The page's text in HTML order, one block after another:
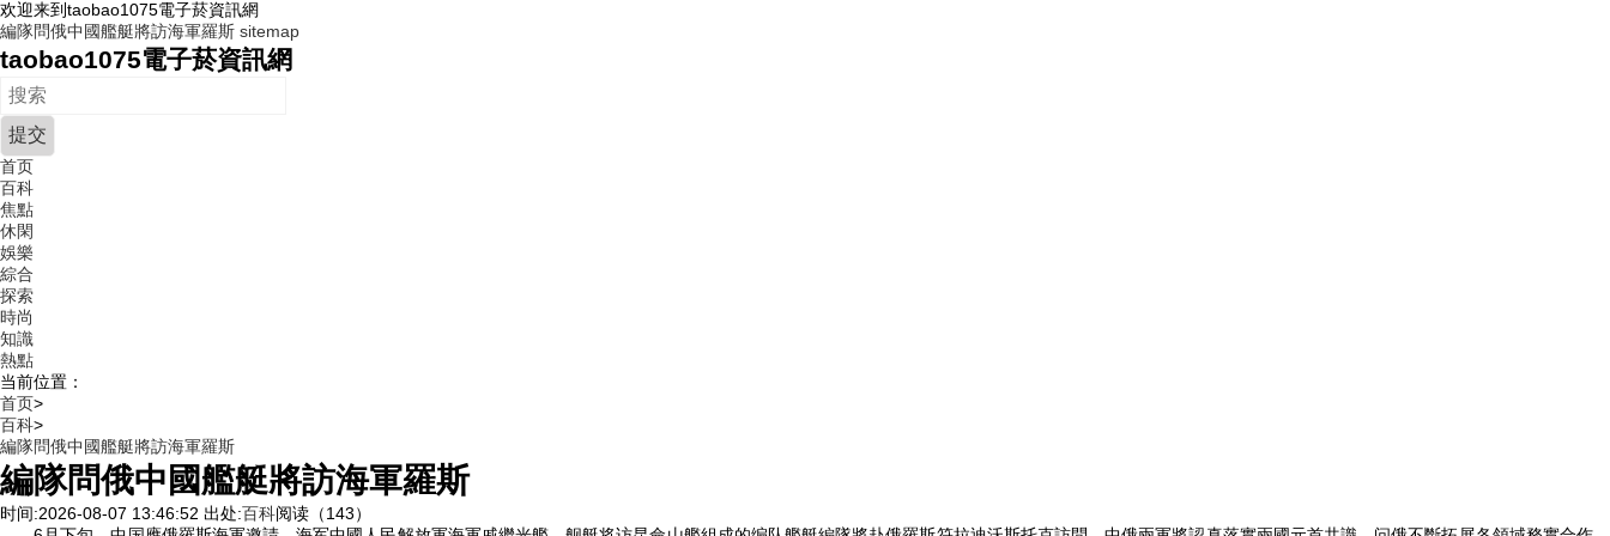
欢迎来到taobao1075電子菸資訊網
編隊問俄中國艦艇將訪海軍羅斯 sitemap
taobao1075電子菸資訊網
首页
百科
焦點
休閑
娛樂
綜合
探索
時尚
知識
熱點
当前位置：
首页>
百科>
編隊問俄中國艦艇將訪海軍羅斯
編隊問俄中國艦艇將訪海軍羅斯
时间:2026-08-07 13:46:52 出处:百科阅读（143）